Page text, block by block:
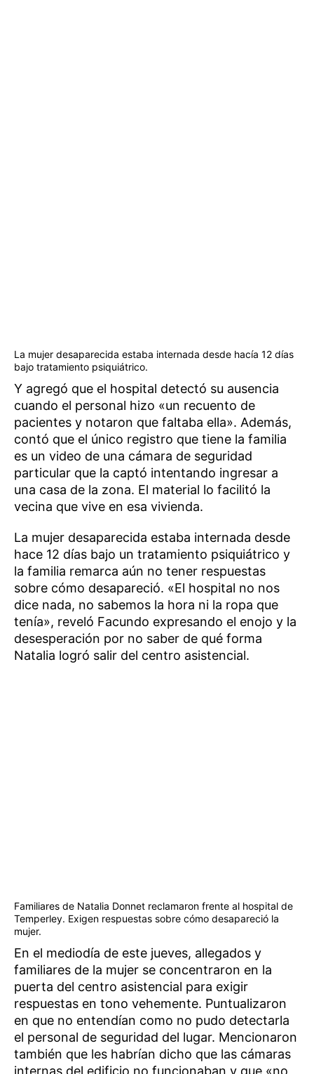
La mujer desaparecida estaba internada desde hacía 12 días
bajo tratamiento psiquiátrico.
Y agregó que el hospital detectó su ausencia
cuando el personal hizo «un recuento de
pacientes y notaron que faltaba ella». Además,
contó que el único registro que tiene la familia
es un video de una cámara de seguridad
particular que la captó intentando ingresar a
una casa de la zona. El material lo facilitó la
vecina que vive en esa vivienda.
La mujer desaparecida estaba internada desde
hace 12 días bajo un tratamiento psiquiátrico y
la familia remarca aún no tener respuestas
sobre cómo desapareció. «El hospital no nos
dice nada, no sabemos la hora ni la ropa que
tenía», reveló Facundo expresando el enojo y la
desesperación por no saber de qué forma
Natalia logró salir del centro asistencial.
Familiares de Natalia Donnet reclamaron frente al hospital de
Temperley. Exigen respuestas sobre cómo desapareció la
mujer.
En el mediodía de este jueves, allegados y
familiares de la mujer se concentraron en la
puerta del centro asistencial para exigir
respuestas en tono vehemente. Puntualizaron
en que no entendían como no pudo detectarla
el personal de seguridad del lugar. Mencionaron
también que les habrían dicho que las cámaras
internas del edificio no funcionaban y que «no